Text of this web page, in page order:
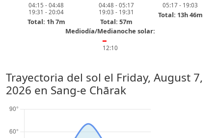
04:15 - 04:48
19:31 - 20:04
Total: 1h 7m
04:48 - 05:17
19:03 - 19:31
Total: 57m
05:17 - 19:03
Total: 13h 46m
Mediodía/Medianoche solar:
━
12:10
Trayectoria del sol el Friday, August 7,
2026 en Sang-e Chārak